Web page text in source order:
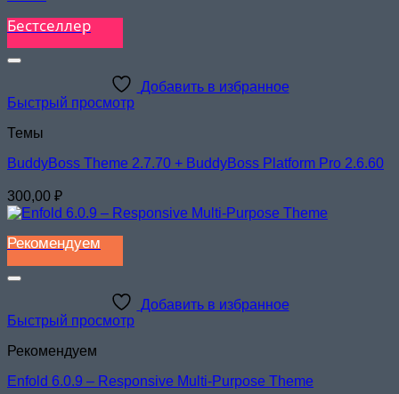
Бестселлер
Добавить в избранное
Быстрый просмотр
Темы
BuddyBoss Theme 2.7.70 + BuddyBoss Platform Pro 2.6.60
300,00 ₽
Рекомендуем
Добавить в избранное
Быстрый просмотр
Рекомендуем
Enfold 6.0.9 – Responsive Multi-Purpose Theme